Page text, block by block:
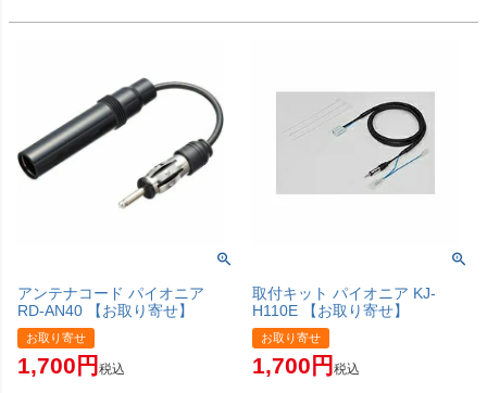
アンテナコード パイオニア
RD-AN40 【お取り寄せ】
お取り寄せ
1,700 税込
取付キット パイオニア KJ-
H110E 【お取り寄せ】
お取り寄せ
1,700 税込